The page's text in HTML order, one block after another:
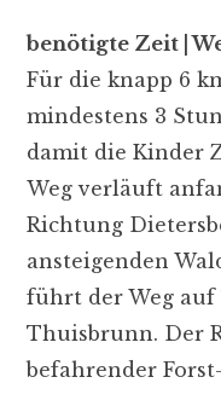
benötigte Zeit |
Für die knapp 6
mindestens 3
damit die Kinder
Weg verläuft
Richtung
ansteigenden
führt der Weg auf
Thuisbrunn. Der
befahrender